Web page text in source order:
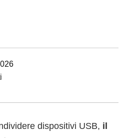
dispositivi USB, il